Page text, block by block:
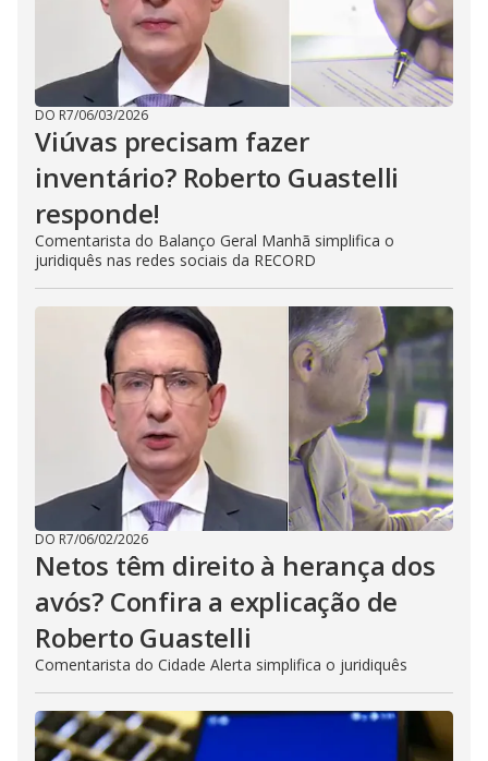
DO R7/06/03/2026
Viúvas precisam fazer
inventário? Roberto Guastelli
responde!
Comentarista do Balanço Geral Manhã simplifica o
juridiquês nas redes sociais da RECORD
DO R7/06/02/2026
Netos têm direito à herança dos
avós? Confira a explicação de
Roberto Guastelli
Comentarista do Cidade Alerta simplifica o juridiquês